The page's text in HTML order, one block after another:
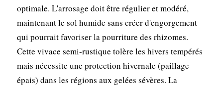
optimale. L'arrosage doit être régulier et modéré,
maintenant le sol humide sans créer d'engorgement
qui pourrait favoriser la pourriture des rhizomes.
Cette vivace semi-rustique tolère les hivers tempérés
mais nécessite une protection hivernale (paillage
épais) dans les régions aux gelées sévères. La